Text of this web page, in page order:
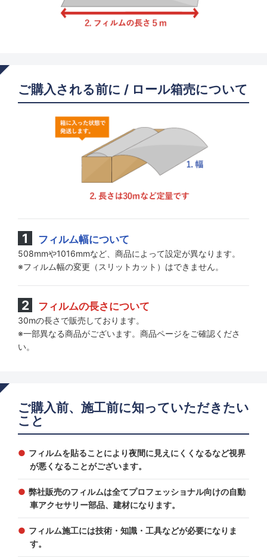
ご購入される前に / ロール箱売について
フィルム幅について
508mmや1016mmなど、商品によって設定が異なります。
※フィルム幅の変更（スリットカット）はできません。
フィルムの長さについて
30mの長さで販売しております。
※一部異なる商品がございます。商品ページをご確認くださ
い。
ご購入前、施工前に知っていただきたい
こと
フィルムを貼ることにより夜間に見えにくくなるなど視界
が悪くなることがございます。
弊社販売のフィルムは全てプロフェッショナル向けの自動
車アクセサリー部品、建材になります。
フィルム施工には技術・知識・工具などが必要になりま
す。